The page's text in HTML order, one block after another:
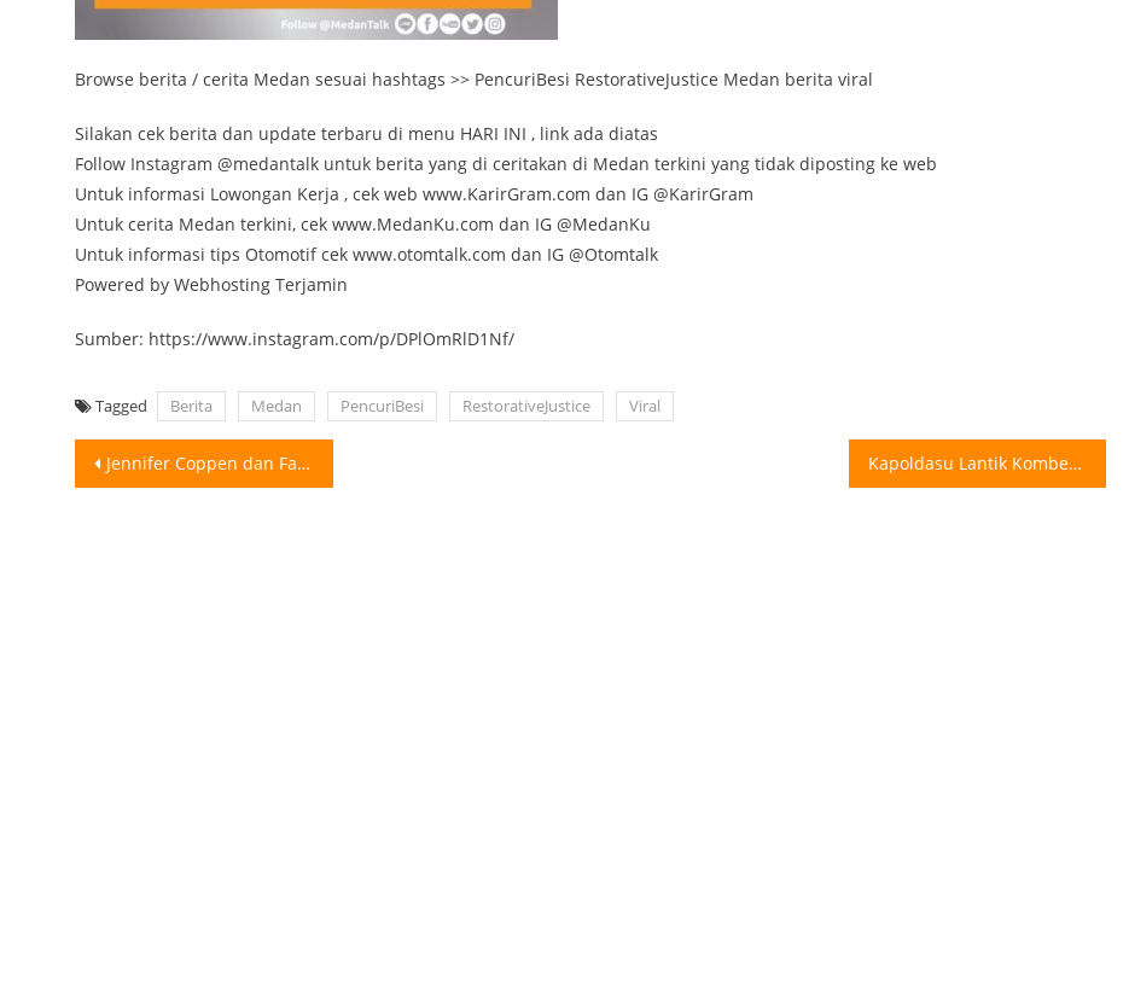
Browse berita / cerita Medan sesuai hashtags >> PencuriBesi RestorativeJustice Medan berita viral
Silakan cek berita dan update terbaru di menu HARI INI , link ada diatas
Follow Instagram @medantalk untuk berita yang di ceritakan di Medan terkini yang tidak diposting ke web
Untuk informasi Lowongan Kerja , cek web www.KarirGram.com dan IG @KarirGram
Untuk cerita Medan terkini, cek www.MedanKu.com dan IG @MedanKu
Untuk informasi tips Otomotif cek www.otomtalk.com dan IG @Otomtalk
Powered by Webhosting Terjamin
Sumber: https://www.instagram.com/p/DPlOmRlD1Nf/
Tagged Berita Medan PencuriBesi RestorativeJustice Viral
Post
Jennifer Coppen dan Fans Indonesia Sempat Gak Bisa Masuk Stadion Arab Saudi Kapoldasu Lantik Kombes Jean Calvijn Simanjuntak Sebagai Kapolrestabes Medan Yang Baru Kapoldasu